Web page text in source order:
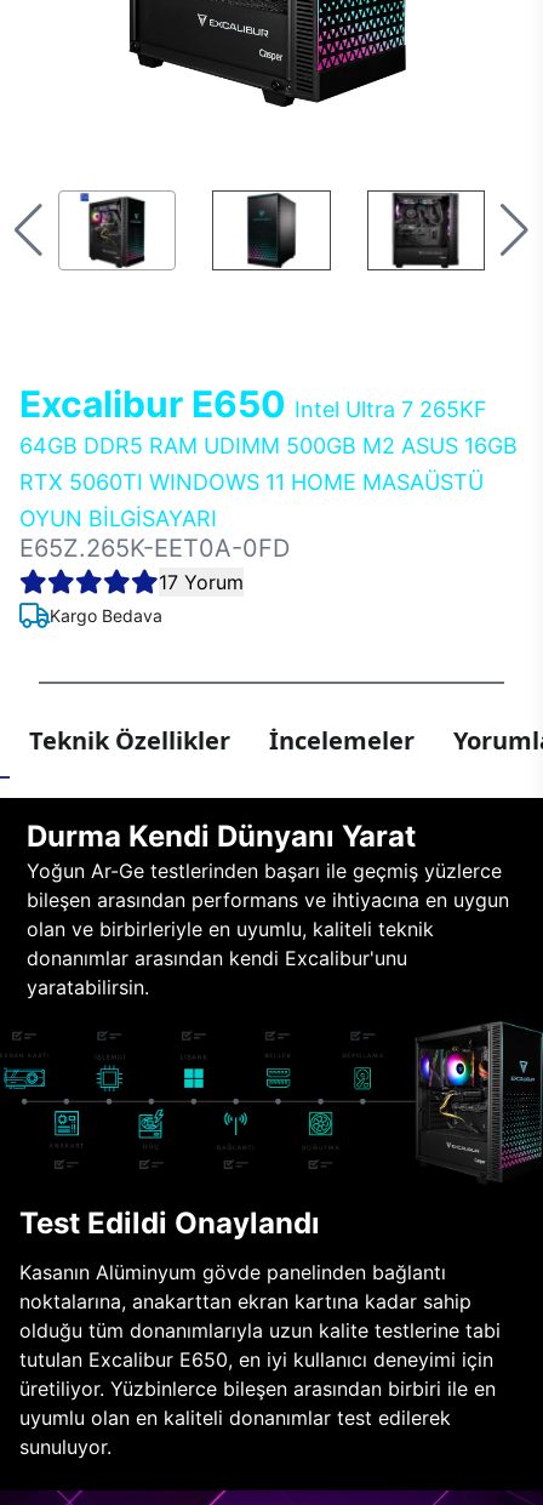
Excalibur E650 Intel Ultra 7 265KF
64GB DDR5 RAM UDIMM 500GB M2 ASUS 16GB
RTX 5060TI WINDOWS 11 HOME MASAÜSTÜ
OYUN BİLGİSAYARI
E65Z.265K-EET0A-0FD
17 Yorum
Kargo Bedava
Teknik Özellikler İncelemeler
Durma Kendi Dünyanı Yarat
Yoğun Ar-Ge testlerinden başarı ile geçmiş yüzlerce
bileşen arasından performans ve ihtiyacına en uygun
olan ve birbirleriyle en uyumlu, kaliteli teknik
donanımlar arasından kendi Excalibur'unu
yaratabilirsin.
Test Edildi Onaylandı
Kasanın Alüminyum gövde panelinden bağlantı
noktalarına, anakarttan ekran kartına kadar sahip
olduğu tüm donanımlarıyla uzun kalite testlerine tabi
tutulan Excalibur E650, en iyi kullanıcı deneyimi için
üretiliyor. Yüzbinlerce bileşen arasından birbiri ile en
uyumlu olan en kaliteli donanımlar test edilerek
sunuluyor.